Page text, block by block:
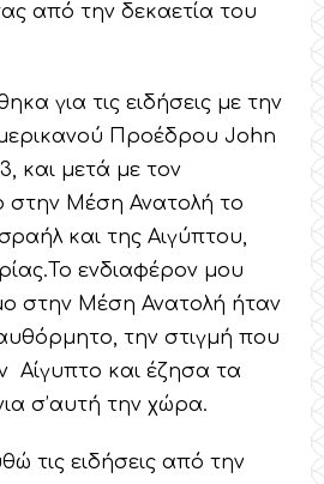
από την δεκαετία του
για τις ειδήσεις με την
Προέδρου John
και μετά με τον
στην Μέση Ανατολή το
και της Αιγύπτου,
ενδιαφέρον μου
στην Μέση Ανατολή ήταν
την στιγμή που
Αίγυπτο και έζησα τα
σ’αυτή την χώρα.
τις ειδήσεις από την